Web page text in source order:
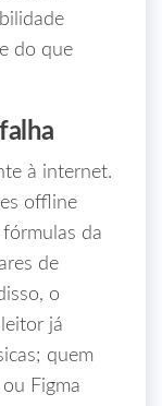
do que
à internet.
offline
da
de
o
já
quem
Figma